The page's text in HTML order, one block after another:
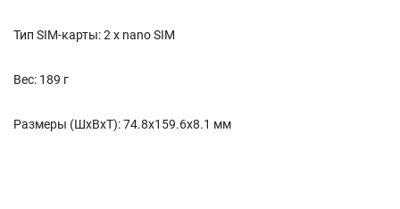
Тип SIM-карты: 2 x nano SIM
Вес: 189 г
Размеры (ШxВxТ): 74.8x159.6x8.1 мм